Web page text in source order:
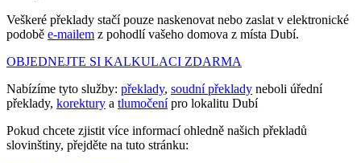
Veškeré překlady stačí pouze naskenovat nebo zaslat v elektronické
podobě e-mailem z pohodlí vašeho domova z místa Dubí.
OBJEDNEJTE SI KALKULACI ZDARMA
Nabízíme tyto služby: překlady, soudní překlady neboli úřední
překlady, korektury a tlumočenípro lokalitu Dubí
Pokud chcete zjistit více informací ohledně našich překladů
slovinštiny, přejděte na tuto stránku: